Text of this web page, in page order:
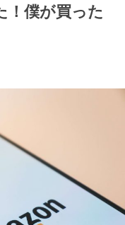
！僕が買った